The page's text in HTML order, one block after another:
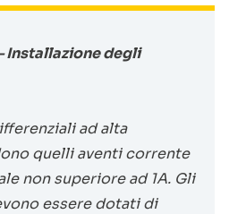
Installazione degli
ad alta
quelli aventi corrente
non superiore ad 1A. Gli
essere dotati di